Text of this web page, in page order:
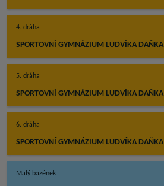
4. dráha
SPORTOVNÍ GYMNÁZIUM LUDVÍKA DAŇKA
5. dráha
SPORTOVNÍ GYMNÁZIUM LUDVÍKA DAŇKA
6. dráha
SPORTOVNÍ GYMNÁZIUM LUDVÍKA DAŇKA
Malý bazének